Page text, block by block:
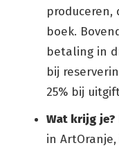
boek.
betaling in
bij
25% bij
Wat krijg je?
in